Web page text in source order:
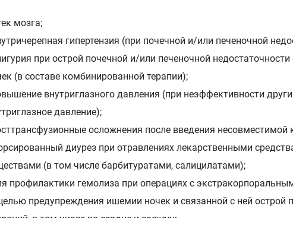
мозга;
гипертензия (при почечной и/или печеночной
при острой почечной и/или печеночной
(в составе комбинированной терапии);
внутриглазного давления (при неэффективности
давление);
осложнения после введения несовместимой
диурез при отравлениях лекарственными
(в том числе барбитуратами, салицилатами);
профилактики гемолиза при операциях с
предупреждения ишемии ночек и связанной с ней острой
в том числе па сердце и сосудах.